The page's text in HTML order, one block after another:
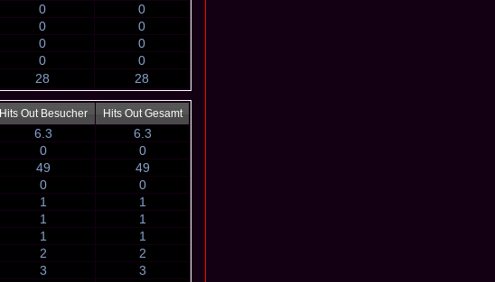
0
0
0
0
0
0
0
0
28 28
Hits Out Besucher Hits Out Gesamt
6.3
6.3
0
0
49
49
0
0
1
1
1
1
1
1
2
2
3
3